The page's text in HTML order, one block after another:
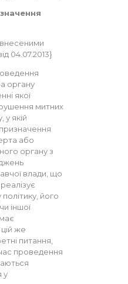
внесеними
04.07.2013}
органу
якої
митних
у якій
або
органу з
влади, що
його
іншої
же
питання,
проведення
у